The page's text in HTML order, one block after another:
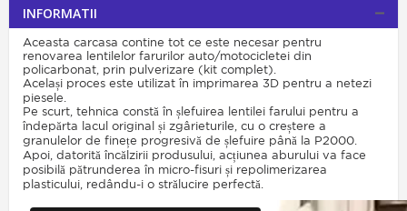
INFORMATII
Aceasta carcasa contine tot ce este necesar pentru
renovarea lentilelor farurilor auto/motocicletei din
policarbonat, prin pulverizare (kit complet).
Același proces este utilizat în imprimarea 3D pentru a netezi
piesele.
Pe scurt, tehnica constă în șlefuirea lentilei farului pentru a
îndepărta lacul original și zgârieturile, cu o creștere a
granulelor de finețe progresivă de șlefuire până la P2000.
Apoi, datorită încălzirii produsului, acțiunea aburului va face
posibilă pătrunderea în micro-fisuri și repolimerizarea
plasticului, redându-i o strălucire perfectă.